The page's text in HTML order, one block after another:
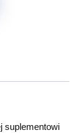
suplementowi